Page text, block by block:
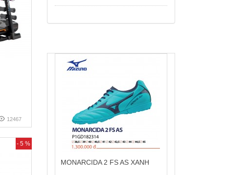
12467
- 5 %
MONARCIDA 2 FS AS XANH